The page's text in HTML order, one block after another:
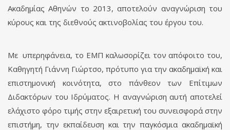
Ακαδημίας Αθηνών το 2013, αποτελούν αναγνώριση του
κύρους και της διεθνούς ακτινοβολίας του έργου του.
Με υπερηφάνεια, το ΕΜΠ καλωσορίζει τον απόφοιτο του,
Καθηγητή Γιάννη Γιώρτσο, πρότυπο για την ακαδημαϊκή και
επιστημονική κοινότητα, στο πάνθεον των Επίτιμων
Διδακτόρων του Ιδρύματος. Η αναγνώριση αυτή αποτελεί
ελάχιστο φόρο τιμής στην εξαιρετική του συνεισφορά στην
επιστήμη, την εκπαίδευση και την παγκόσμια ακαδημαϊκή